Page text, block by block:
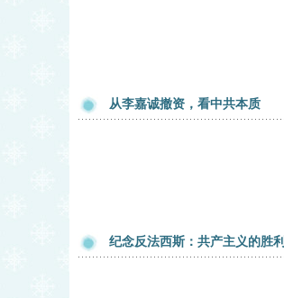
从李嘉诚撤资，看中共本质
纪念反法西斯：共产主义的胜利